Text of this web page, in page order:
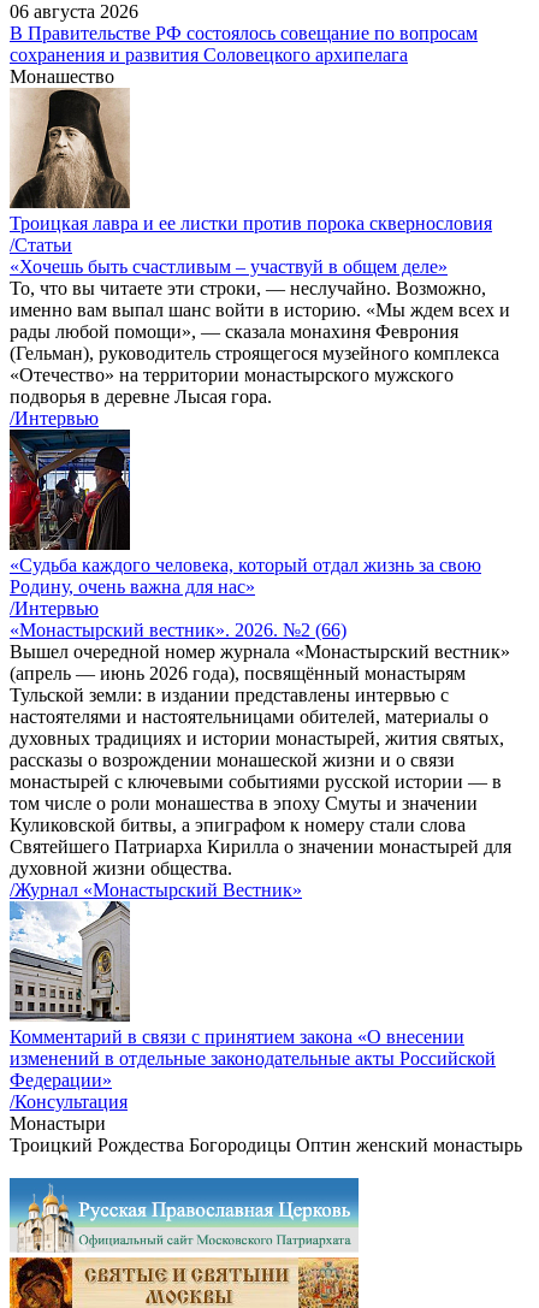
06 августа 2026
В Правительстве РФ состоялось совещание по вопросам
сохранения и развития Соловецкого архипелага
Монашество
Троицкая лавра и ее листки против порока сквернословия
/Статьи
«Хочешь быть счастливым – участвуй в общем деле»
То, что вы читаете эти строки, — неслучайно. Возможно,
именно вам выпал шанс войти в историю. «Мы ждем всех и
рады любой помощи», — сказала монахиня Феврония
(Гельман), руководитель строящегося музейного комплекса
«Отечество» на территории монастырского мужского
подворья в деревне Лысая гора.
/Интервью
«Судьба каждого человека, который отдал жизнь за свою
Родину, очень важна для нас»
/Интервью
«Монастырский вестник». 2026. №2 (66)
Вышел очередной номер журнала «Монастырский вестник»
(апрель — июнь 2026 года), посвящённый монастырям
Тульской земли: в издании представлены интервью с
настоятелями и настоятельницами обителей, материалы о
духовных традициях и истории монастырей, жития святых,
рассказы о возрождении монашеской жизни и о связи
монастырей с ключевыми событиями русской истории — в
том числе о роли монашества в эпоху Смуты и значении
Куликовской битвы, а эпиграфом к номеру стали слова
Святейшего Патриарха Кирилла о значении монастырей для
духовной жизни общества.
/Журнал «Монастырский Вестник»
Комментарий в связи с принятием закона «О внесении
изменений в отдельные законодательные акты Российской
Федерации»
/Консультация
Монастыри
Благовещенский женский монастырь села Сновицы